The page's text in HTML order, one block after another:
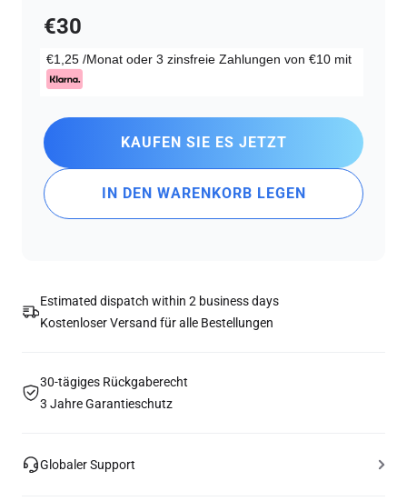
€30
€1,25/Monat oder 3 zinsfreie Zahlungen von €10mit
KAUFEN SIE ES JETZT
IN DEN WARENKORB LEGEN
Estimated dispatch within 2 business days
Kostenloser Versand für alle Bestellungen
30-tägiges Rückgaberecht
3 Jahre Garantieschutz
Globaler Support